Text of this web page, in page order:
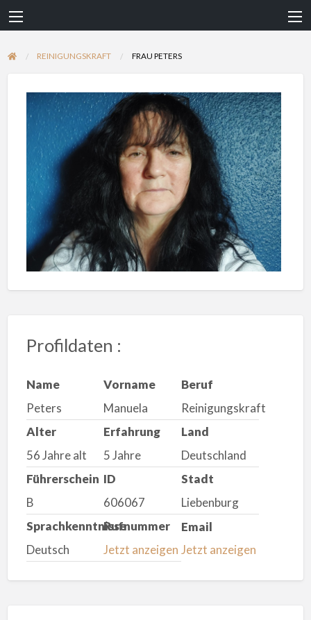
REINIGUNGSKRAFT FRAU PETERS
Profildaten :
Name
Peters
Vorname
Manuela
Beruf
Reinigungskraft
Alter
56 Jahre alt
Erfahrung
5 Jahre
Land
Deutschland
Führerschein
B
ID
606067
Stadt
Liebenburg
Sprachkenntnisse
Deutsch
Rufnummer
Jetzt anzeigen
Email
Jetzt anzeigen